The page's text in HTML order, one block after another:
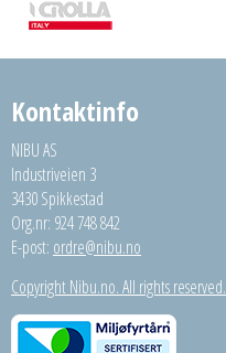
Kontaktinfo
NIBU AS
Industriveien 3
3430 Spikkestad
Org.nr: 924 748 842
E-post: ordre@nibu.no
Copyright Nibu.no. All rights reserved.